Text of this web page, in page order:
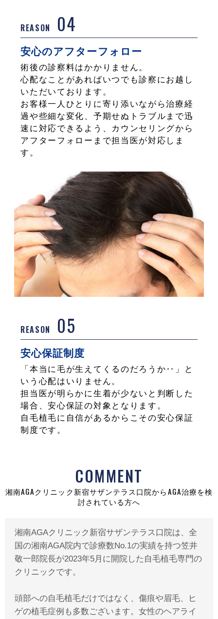
REASON 04
安心のアフターフォロー
術後の診察料はかかりません。
心配なことがあればいつでも診察にお越し
いただいております。
お客様一人ひとりに寄り添いながら治療経
過や些細な変化、予期せぬトラブルまで迅
速に対応できるよう、カウンセリングから
アフターフォローまで担当医が対応しま
す。
REASON 05
安心保証制度
「本当に毛が生えてくるのだろうか‥」と
いう心配はいりません。
担当医が明らかに生着が少ないと判断した
場合、安心保証の対象となります。
自毛植毛に自信があるからこその安心保証
制度です。
COMMENT
湘南AGAクリニック新宿サザンテラス口院からAGA治療を検
討されている方へ
湘南AGAクリニック新宿サザンテラス口院は、全
国の湘南AGA院内で診療数No.1の実績を持つ笠井
敬一郎院長が2023年5月に開院した自毛植毛専門の
クリニックです。
頭部への自毛植毛だけではなく、傷痕や眉毛、ヒ
ゲの植毛症例も多数ございます。女性のヘアライ